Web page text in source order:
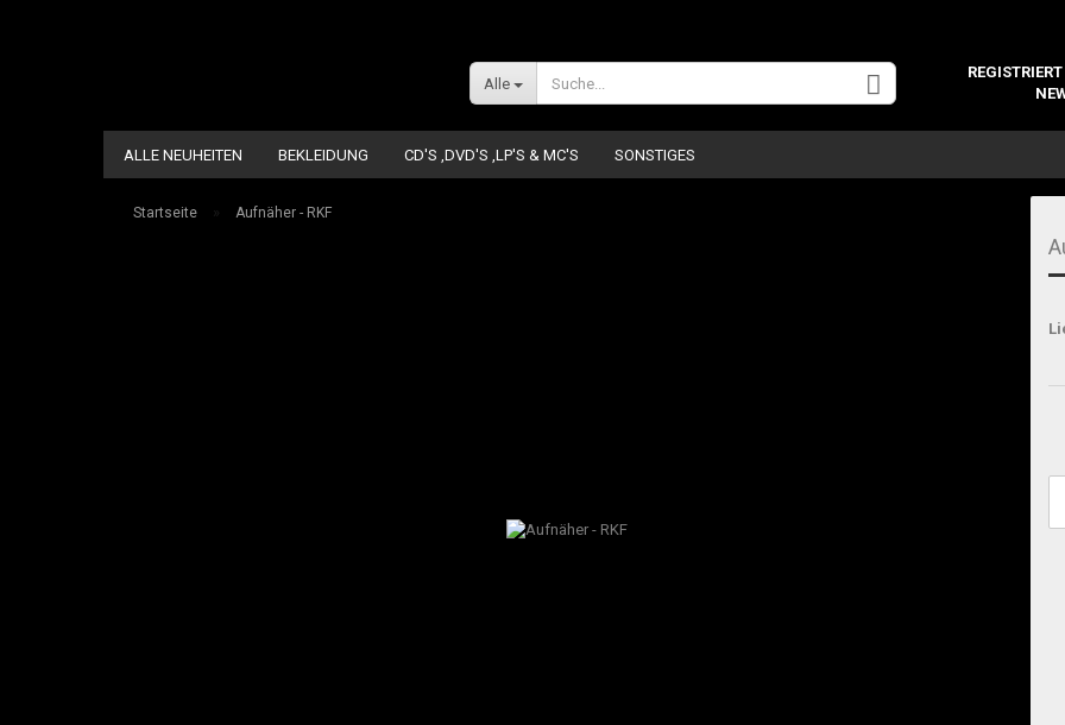
Alle
ALLE NEUHEITEN BEKLEIDUNG CD'S ,DVD'S ,LP'S & MC'S SONSTIGES
Startseite » Aufnäher - RKF